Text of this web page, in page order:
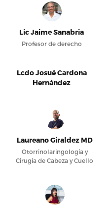
Lic Jaime Sanabria
Profesor de derecho
Lcdo Josué Cardona
Hernández
Laureano Giraldez MD
Otorrinolaringología y
Cirugía de Cabeza y Cuello